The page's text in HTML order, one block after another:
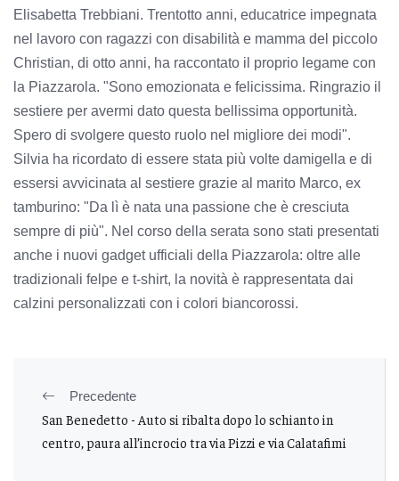
Elisabetta Trebbiani. Trentotto anni, educatrice impegnata
nel lavoro con ragazzi con disabilità e mamma del piccolo
Christian, di otto anni, ha raccontato il proprio legame con
la Piazzarola. "Sono emozionata e felicissima. Ringrazio il
sestiere per avermi dato questa bellissima opportunità.
Spero di svolgere questo ruolo nel migliore dei modi".
Silvia ha ricordato di essere stata più volte damigella e di
essersi avvicinata al sestiere grazie al marito Marco, ex
tamburino: "Da lì è nata una passione che è cresciuta
sempre di più". Nel corso della serata sono stati presentati
anche i nuovi gadget ufficiali della Piazzarola: oltre alle
tradizionali felpe e t-shirt, la novità è rappresentata dai
calzini personalizzati con i colori biancorossi.
Precedente
San Benedetto - Auto si ribalta dopo lo schianto in
centro, paura all’incrocio tra via Pizzi e via Calatafimi